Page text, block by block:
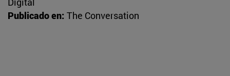
Publicado en: The Conversation